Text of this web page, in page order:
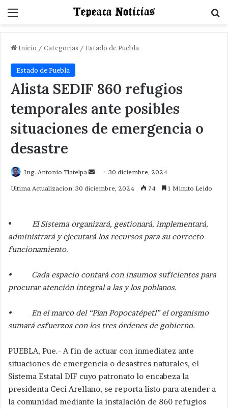
Menu
Inicio / Categorias / Estado de Puebla
Estado de Puebla
Alista SEDIF 860 refugios
temporales ante posibles
situaciones de emergencia o
desastre
Ing. Antonio Tlatelpa
Send30 diciembre, 2024
Ultima Actualizacion: 30 diciembre, 2024 74 1 Minuto Leido
• El Sistema organizará, gestionará, implementará,
administrará y ejecutará los recursos para su correcto
funcionamiento.
• Cada espacio contará con insumos suficientes para
procurar atención integral a las y los poblanos.
• En el marco del “Plan Popocatépetl” el organismo
sumará esfuerzos con los tres órdenes de gobierno.
PUEBLA, Pue.- A fin de actuar con inmediatez ante
situaciones de emergencia o desastres naturales, el
Sistema Estatal DIF cuyo patronato lo encabeza la
presidenta Ceci Arellano, se reporta listo para atender a
la comunidad mediante la instalación de 860 refugios